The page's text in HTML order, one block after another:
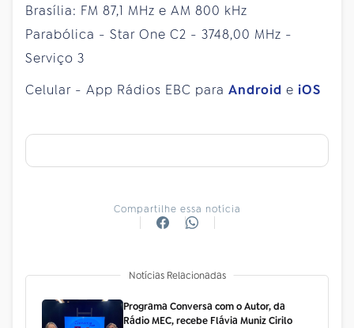
Brasília: FM 87,1 MHz e AM 800 kHz
Parabólica - Star One C2 - 3748,00 MHz -
Serviço 3
Celular - App Rádios EBC para Android e iOS
Compartilhe essa notícia
Notícias Relacionadas
Programa Conversa com o Autor, da
Rádio MEC, recebe Flávia Muniz Cirilo